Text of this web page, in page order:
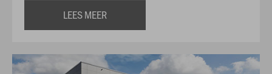
LEES MEER